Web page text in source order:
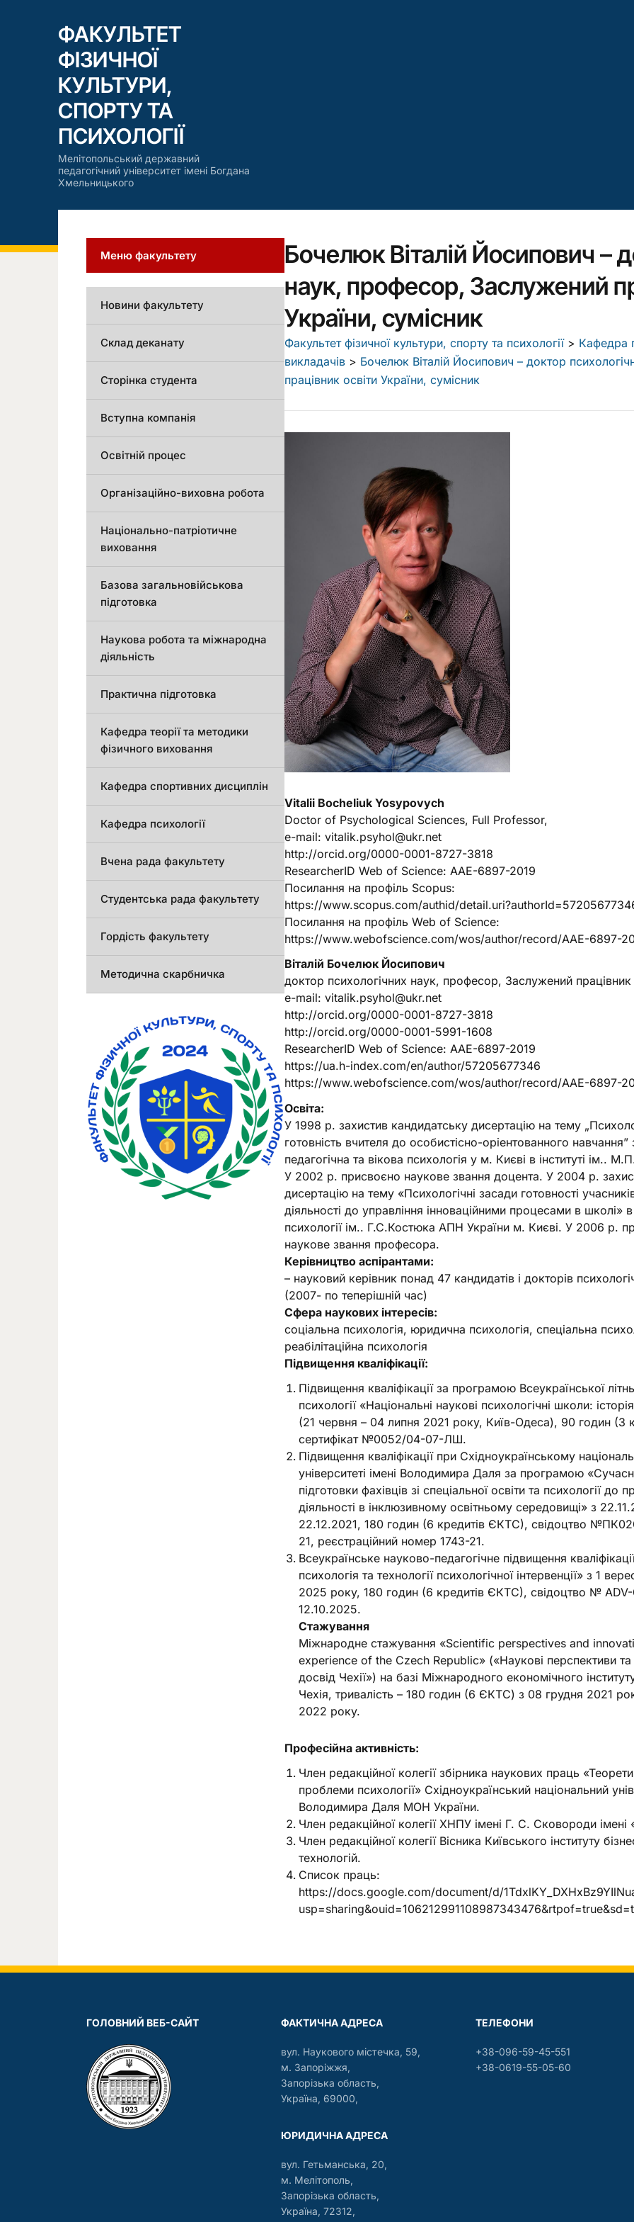
ФАКУЛЬТЕТ
ФІЗИЧНОЇ
КУЛЬТУРИ,
СПОРТУ ТА
ПСИХОЛОГІЇ
Мелітопольський державний
педагогічний університет імені Богдана
Хмельницького
Бочелюк Віталій Йосипович –
наук, професор, Заслужений
України, сумісник
Факультет фізичної культури, спорту та психології> Кафедра
викладачів > Бочелюк Віталій Йосипович – доктор
працівник освіти України, сумісник
Vitalii Bocheliuk Yosypovych
Doctor of Psychological Sciences, Full Professor,
e-mail: vitalik.psyhol@ukr.net
http://orcid.org/0000-0001-8727-3818
ResearcherID Web of Science: AAE-6897-2019
Посилання на профіль Scopus:
https://www.scopus.com/authid/
Посилання на профіль Web of Science:
https://www.webofscience.com/wos/author/record/AAE-6897-
Віталій Бочелюк Йосипович
доктор психологічних наук, професор, Заслужений працівник
e-mail: vitalik.psyhol@ukr.net
http://orcid.org/0000-0001-8727-3818
http://orcid.org/0000-0001-5991-1608
ResearcherID Web of Science: AAE-6897-2019
https://ua.h-index.com/en/author/57205677346
https://www.webofscience.com/wos/author/record/AAE-6897-
Освіта:
У 1998 р. захистив кандидатську дисертацію на тему
готовність вчителя до особистісно-оріентованного навчання”
педагогічна та вікова психологія у м. Києві в інституті ім..
У 2002 р. присвоєно наукове звання доцента. У 2004 р.
дисертацію на тему «Психологічні засади готовності
діяльності до управління інноваційними процесами в школі» в
психології ім.. Г.С.Костюка АПН України м. Києві. У 2006 р.
наукове звання професора.
Керівництво аспірантами:
– науковий керівник понад 47 кандидатів і докторів
(2007- по теперішній час)
Сфера наукових інтересів:
соціальна психологія, юридична психологія, спеціальна
реабілітаційна психологія
Підвищення кваліфікації:
Підвищення кваліфікації за програмою Всеукраїнської
психології «Національні наукові психологічні школи:
(21 червня – 04 липня 2021 року, Київ-Одеса), 90 годин (3
сертифікат №0052/04-07-ЛШ.
Підвищення кваліфікації при Східноукраїнському
університеті імені Володимира Даля за програмою
підготовки фахівців зі спеціальної освіти та психології до
діяльності в інклюзивному освітньому середовищі» з
22.12.2021, 180 годин (6 кредитів ЄКТС), свідоцтво
21, реєстраційний номер 1743-21.
Всеукраїнське науково-педагогічне підвищення
психологія та технології психологічної інтервенції» з 1
2025 року, 180 годин (6 кредитів ЄКТС), свідоцтво № ADV-
12.10.2025.
Стажування
Міжнародне стажування «Scientific perspectives and
experience of the Czech Republic» («Наукові перспективи та
досвід Чехії») на базі Міжнародного економічного
Чехія, тривалість – 180 годин (6 ЄКТС) з 08 грудня 2021
2022 року.
Професійна активність:
Член редакційної колегії збірника наукових праць
проблеми психології» Східноукраїнський національний
Володимира Даля МОН України.
Член редакційної колегії ХНПУ імені Г. С. Сковороди імені
Член редакційної колегії Вісника Київського інституту
технологій.
Список праць:
https://docs.google.com/document/d/
Меню факультету
Новини факультету
Склад деканату
Сторінка студента
Вступна компанія
Освітній процес
Організаційно-виховна робота
Національно-патріотичне
виховання
Базова загальновійськова
підготовка
Наукова робота та міжнародна
діяльність
Практична підготовка
Кафедра теорії та методики
фізичного виховання
Кафедра спортивних дисциплін
Кафедра психології
Вчена рада факультету
Студентська рада факультету
Гордість факультету
Методична скарбничка
ГОЛОВНИЙ ВЕБ-САЙТ ФАКТИЧНА АДРЕСА
вул. Наукового містечка, 59,
м. Запоріжжя,
Запорізька область,
Україна, 69000,
ЮРИДИЧНА АДРЕСА
вул. Гетьманська, 20,
м. Мелітополь,
Запорізька область,
Україна, 72312,
ТЕЛЕФОНИ
+38-096-59-45-551
+38-0619-55-05-60